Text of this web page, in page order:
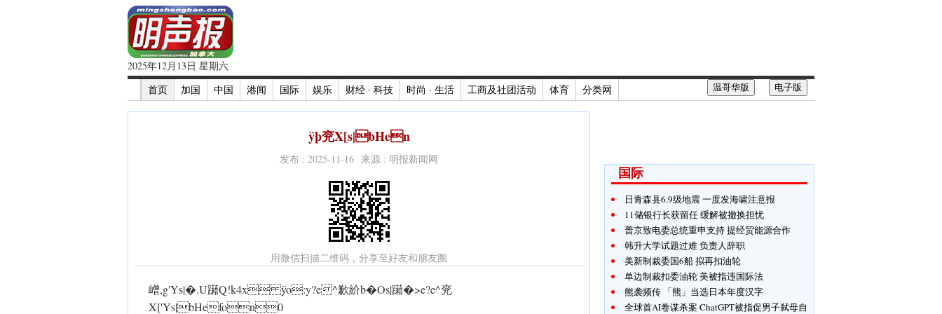
2025年12月13日 星期六
首页
加国 中国 港闻 国际 娱乐 财经 · 科技 时尚 · 生活 工商及社团活动 体育 分类网 电子版
温哥华版
ÿþ兖X[s|bHen
发布 : 2025-11-16 来源 : 明报新闻网
用微信扫描二维码，分享至好友和朋友圈
嶒,g'Ys|�.U躤Q!k4x ÿo:y?e^歉紒b�Os|躤 �>e?e^兖
X['Ys|bHefon0
国际
日青森县6.9级地震 一度发海啸注意报
11储银行长获留任 缓解被撤换担忧
普京致电委总统重申支持 提经贸能源合作
韩升大学试题过难 负责人辞职
美新制裁委国6船 拟再扣油轮
单边制裁扣委油轮 美被指违国际法
熊袭频传 「熊」当选日本年度汉字
全球首AI卷谋杀案 ChatGPT被指促男子弑母自